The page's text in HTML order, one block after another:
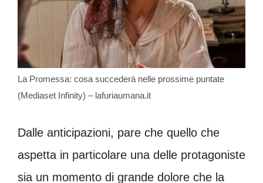
La Promessa: cosa succederà nelle prossime puntate
(Mediaset Infinity) – lafuriaumana.it
Dalle anticipazioni, pare che quello che
aspetta in particolare una delle protagoniste
sia un momento di grande dolore che la